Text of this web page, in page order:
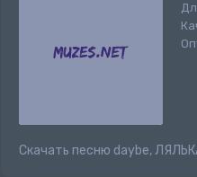
Скачать песню daybe,